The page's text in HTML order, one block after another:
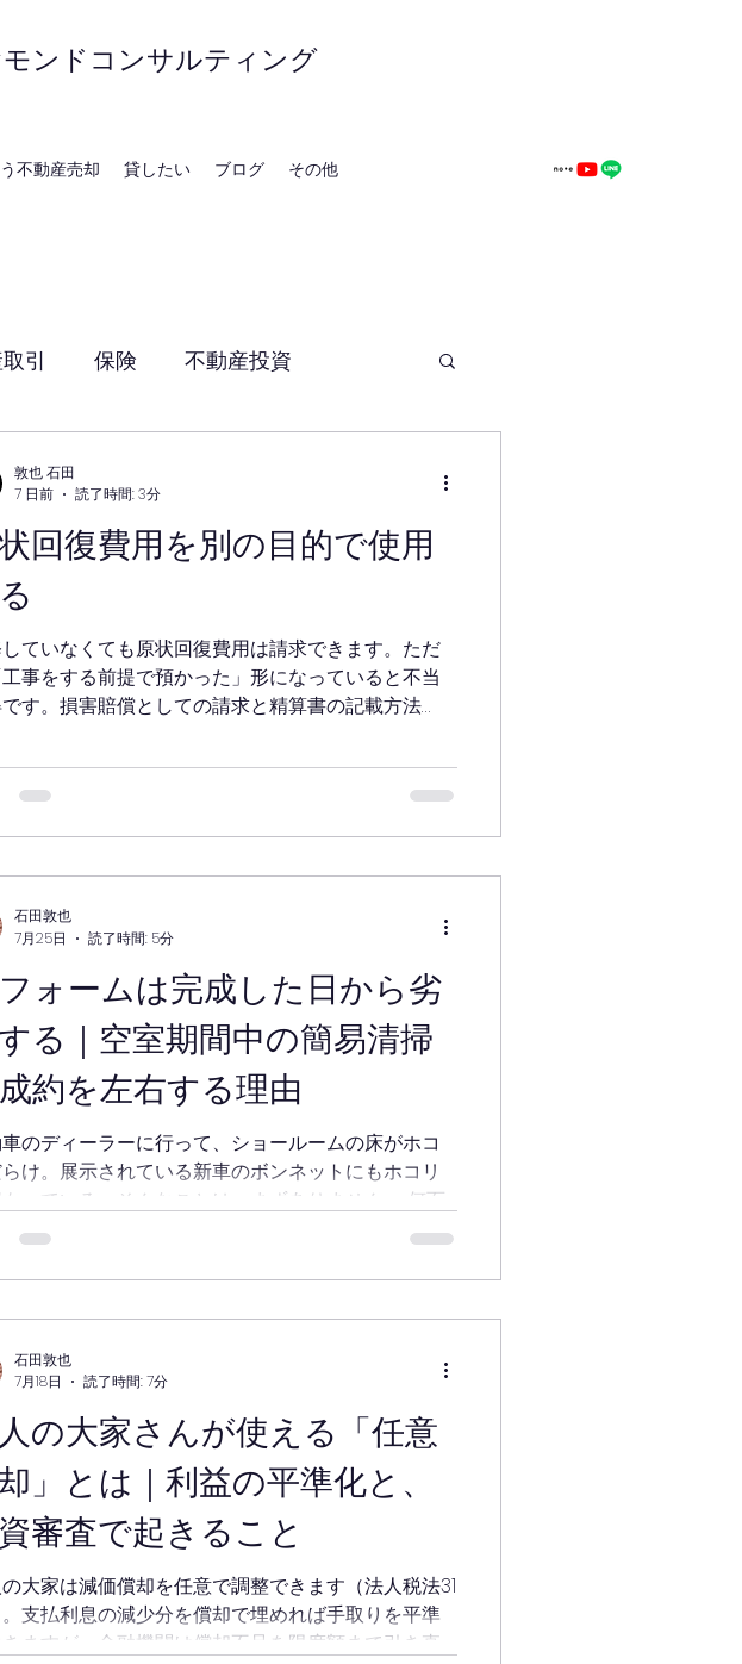
ンドコンサルティング
不動産売却 貸したい ブログ その他
引 保険 不動産投資
回復費用を別の目的で使用
ていなくても原状回復費用は請求できます。ただ
工事をする前提で預かった」形になっていると不当
す。損害賠償としての請求と精算書の記載方法
敦也 石田
7 日前
読了時間: 3分
ォームは完成した日から劣
る｜空室期間中の簡易清掃
約を左右する理由
のディーラーに行って、ショールームの床がホコ
らけ。展示されている新車のボンネットにもホコリ
もっている。そんなことは、まずありません。 何百
する車を販売する場所です。お客様に見てもらう
期的に拭かれ、ショールームも清掃され、お客様
前にはきちんと確認されています。商品を最高の
はどうでしょうか。売買でも賃貸でも、空室にな
いる部屋は「商品」です。ところが現場では、何百
かけてリフォームした部屋が、数ヶ月間、清掃さ
まま放置されていることがあります。案内してい
ったいないな」と思う場面です。 結論から書きま
フォームは完成した日がゴールではありません。
や買主が決まるまで、その状態を維持する作業が
す。そして維持の中心は、床を拭く・換気する・
を確認するという、簡単な作業です。 なぜリフォ
後の状態は維持できないのか リフォーム直後は、
んきれいです。クロスも新しい。床もきれい。キ
石田敦也
7月25日
読了時間: 5分
の大家さんが使える「任意
」とは｜利益の平準化と、
審査で起きること
大家は減価償却を任意で調整できます（法人税法31
支払利息の減少分を償却で埋めれば手取りを平準
きますが、金融機関は償却不足を限度額まで引き直
石田敦也
7月18日
読了時間: 7分